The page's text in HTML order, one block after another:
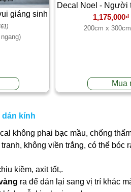
giáng sinh
Decal Noel - Người
1,175,000₫
200cm x
Mua
dán kính
không phai bạc mầu, chống
không viền trắng, có thể
kiềm, axit tốt,.
ra để dán lại sang vị trí khác